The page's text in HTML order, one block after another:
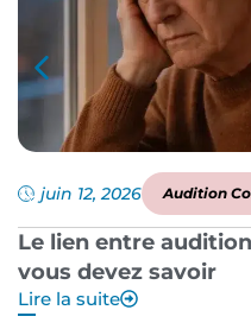
juin 12, 2026 Audition
Le lien entre
vous devez savoir
Lire la suite